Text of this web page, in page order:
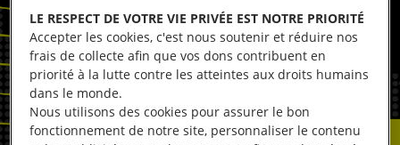
LE RESPECT DE VOTRE VIE PRIVÉE EST NOTRE PRIORITÉ
Accepter les cookies, c'est nous soutenir et réduire nos
frais de collecte afin que vos dons contribuent en
priorité à la lutte contre les atteintes aux droits humains
dans le monde.
Nous utilisons des cookies pour assurer le bon
fonctionnement de notre site, personnaliser le contenu